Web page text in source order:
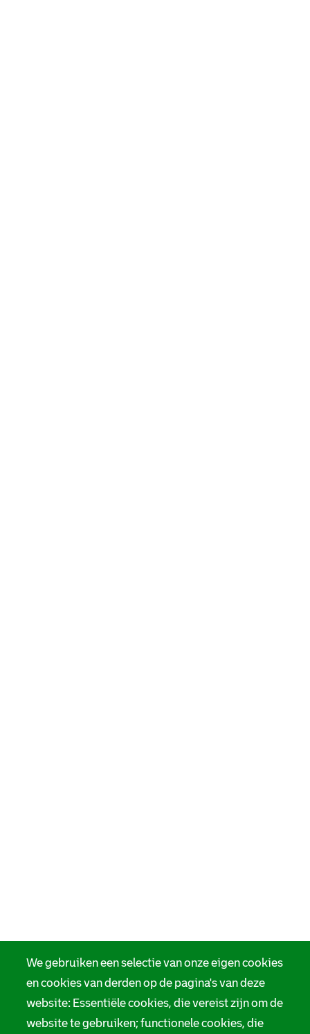
We gebruiken een selectie van onze eigen cookies
en cookies van derden op de pagina's van deze
website: Essentiële cookies, die vereist zijn om de
website te gebruiken; functionele cookies, die